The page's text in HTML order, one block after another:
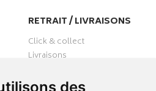
des
RETRAIT / LIVRAISONS
Click & collect
Livraisons